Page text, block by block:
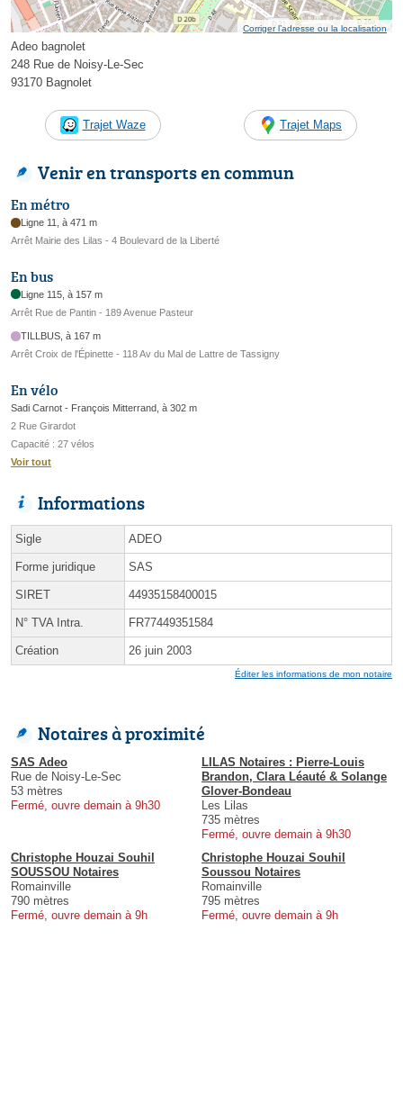
Corriger l’adresse ou la localisation
Adeo bagnolet
248 Rue de Noisy-Le-Sec
93170 Bagnolet
Trajet Waze Trajet Maps
Venir en transports en commun
En métro
Ligne 11, à 471 m
Arrêt Mairie des Lilas - 4 Boulevard de la Liberté
En bus
Ligne 115, à 157 m
Arrêt Rue de Pantin - 189 Avenue Pasteur
TILLBUS, à 167 m
Arrêt Croix de l'Épinette - 118 Av du Mal de Lattre de Tassigny
En vélo
Sadi Carnot - François Mitterrand, à 302 m
2 Rue Girardot
Capacité : 27 vélos
Voir tout
Informations
Sigle ADEO
Forme juridique SAS
SIRET 44935158400015
N° TVA Intra. FR77449351584
Création 26 juin 2003
Éditer les informations de mon notaire
Notaires à proximité
SAS Adeo
Rue de Noisy-Le-Sec
53 mètres
Fermé, ouvre demain à 9h30
LILAS Notaires : Pierre-Louis
Brandon, Clara Léauté & Solange
Glover-Bondeau
Les Lilas
735 mètres
Fermé, ouvre demain à 9h30
Christophe Houzai Souhil
SOUSSOU Notaires
Romainville
790 mètres
Fermé, ouvre demain à 9h
Christophe Houzai Souhil
Soussou Notaires
Romainville
795 mètres
Fermé, ouvre demain à 9h